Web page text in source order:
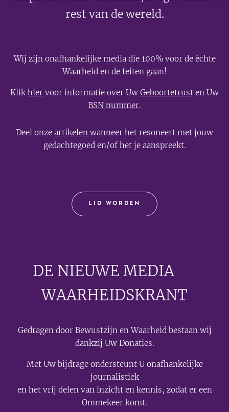
rest van de wereld.
Wij zijn onafhankelijke media die 100% voor de èchte
Waarheid en de feiten gaan!
Klikhier voor informatie over Uw Geboortetrust en Uw
BSN nummer.
Deel onze artikelen wanneer het resoneert met jouw
gedachtegoed en/of het je aanspreekt.
LID WORDEN
DE NIEUWE MEDIA🟣
WAARHEIDSKRANT
Gedragen door Bewustzijn en Waarheid bestaan wij
dankzij Uw Donaties.
Met Uw bijdrage ondersteunt U onafhankelijke
journalistiek
en het vrij delen van inzicht en kennis, zodat er een
Ommekeer komt.